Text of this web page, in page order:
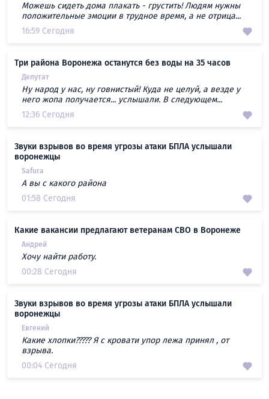
Можешь сидеть дома плакать - грустить! Людям нужны
положительные эмоции в трудное время, а не отрица...
16:59 Сегодня
Три района Воронежа останутся без воды на 35 часов
Депутат
Ну народ у нас, ну говнистый! Куда не целуй, а везде у
него жопа получается... услышали. В следующем...
12:36 Сегодня
Звуки взрывов во время угрозы атаки БПЛА услышали
воронежцы
Safura
А вы с какого района
01:58 Сегодня
Какие вакансии предлагают ветеранам СВО в Воронеже
Андрей
Хочу найти работу.
00:28 Сегодня
Звуки взрывов во время угрозы атаки БПЛА услышали
воронежцы
Евгений
Какие хлопки????? Я с кровати упор лежа принял , от
взрыва.
00:04 Сегодня